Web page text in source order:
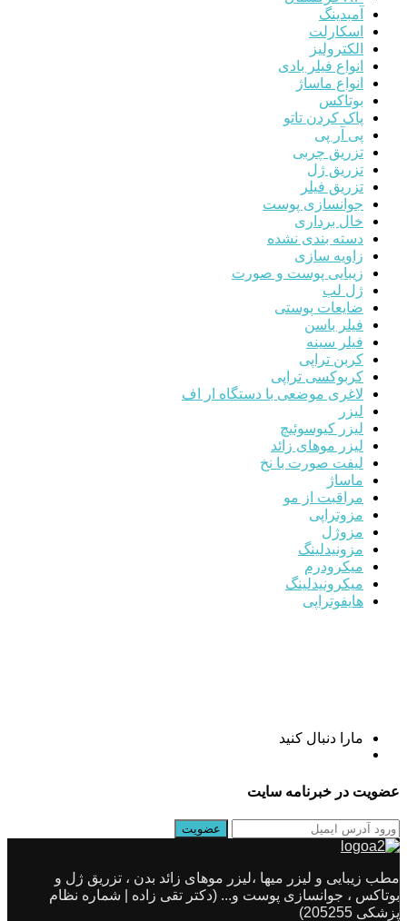
آمبدینگ
اسکارلت
الکترولیز
انواع فیلر بادی
انواع ماساژ
بوتاکس
پاک کردن تاتو
پی آر پی
تزریق چربی
تزریق ژل
تزریق فیلر
جوانسازی پوست
خال برداری
دسته بندی نشده
زاویه سازی
زیبایی پوست و صورت
ژل لب
ضایعات پوستی
فیلر باسن
فیلر سینه
کربن تراپی
کربوکسی تراپی
لاغری موضعی با دستگاه ار اف
لیزر
لیزر کیوسوئیچ
لیزر موهای زائد
لیفت صورت با نخ
ماساژ
مراقبت از مو
مزوتراپی
مزوژل
مزونیدلینگ
میکرودرم
میکرونیدلینگ
هایفوتراپی
مارا دنبال کنید
عضویت در خبرنامه سایت
مطب زیبایی و لیزر میها ،لیزر موهای زائد بدن ، تزریق ژل و
بوتاکس ، جوانسازی پوست و... (دکتر تقی زاده | شماره نظام
پزشکی 205255)